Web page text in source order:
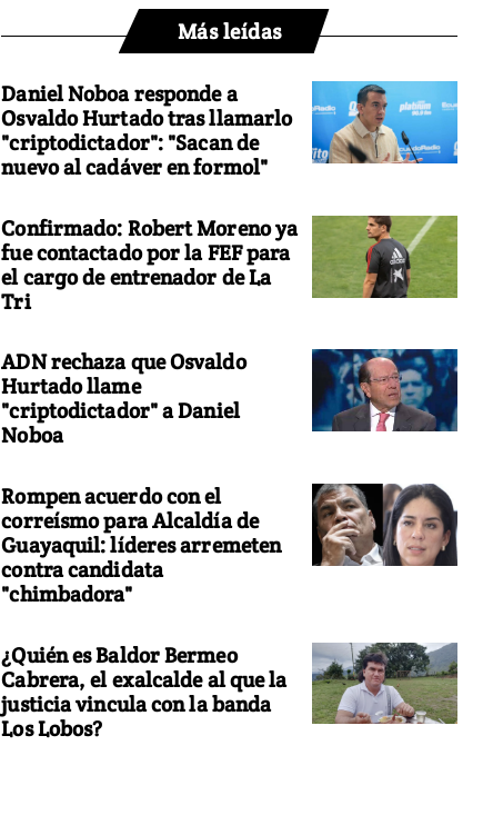
Más leídas
Daniel Noboa responde a
Osvaldo Hurtado tras llamarlo
"criptodictador": "Sacan de
nuevo al cadáver en formol"
Confirmado: Robert Moreno ya
fue contactado por la FEF para
el cargo de entrenador de La
Tri
ADN rechaza que Osvaldo
Hurtado llame
"criptodictador" a Daniel
Noboa
Rompen acuerdo con el
correísmo para Alcaldía de
Guayaquil: líderes arremeten
contra candidata
"chimbadora"
¿Quién es Baldor Bermeo
Cabrera, el exalcalde al que la
justicia vincula con la banda
Los Lobos?